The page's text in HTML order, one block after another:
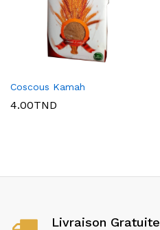
Coscous Kamah
4.00TND
Livraison Gratuite